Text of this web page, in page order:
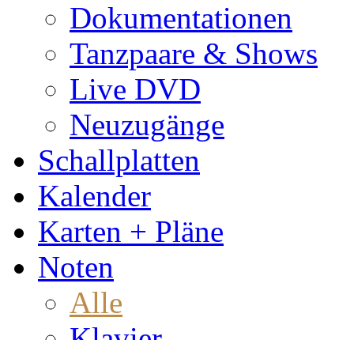
Dokumentationen
Tanzpaare & Shows
Live DVD
Neuzugänge
Schallplatten
Kalender
Karten + Pläne
Noten
Alle